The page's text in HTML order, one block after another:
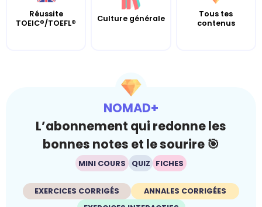
Réussite
TOEIC®/TOEFL®
Culture générale
Tous tes
contenus
NOMAD+
L’abonnement qui redonne les
bonnes notes et le sourire 🎯
MINI COURS QUIZ FICHES
EXERCICES CORRIGÉS
ANNALES CORRIGÉES